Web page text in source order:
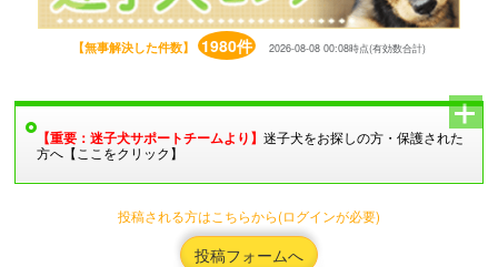
【無事解決した件数】 1980件 2026-08-08 00:08時点(有効数合計)
【重要：迷子犬サポートチームより】迷子犬をお探しの方・保護された
方へ【ここをクリック】
投稿される方はこちらから(ログインが必要)
投稿フォームへ